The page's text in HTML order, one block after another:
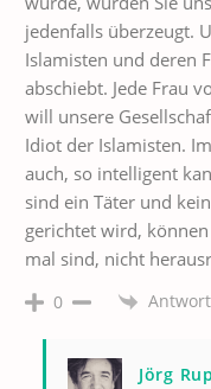
jedenfalls überzeugt.
Islamisten und deren
abschiebt. Jede Frau
will unsere
Idiot der Islamisten.
auch, so intelligent
sind ein Täter und
gerichtet wird,
mal sind, nicht
0
Jörg